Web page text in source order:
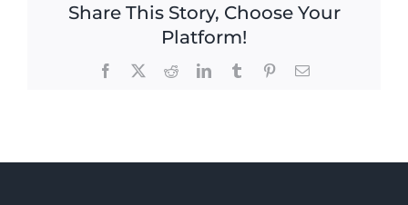
Share This Story, Choose Your
Platform!
Facebook RedditLinkedInTumblr PinterestEmail